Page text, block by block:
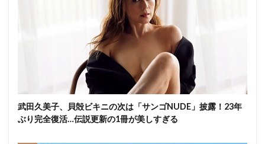
武田久美子、貝殻ビキニの次は「サンゴNUDE」披露！23年
ぶり完全復活…伝説更新の1冊が美しすぎる